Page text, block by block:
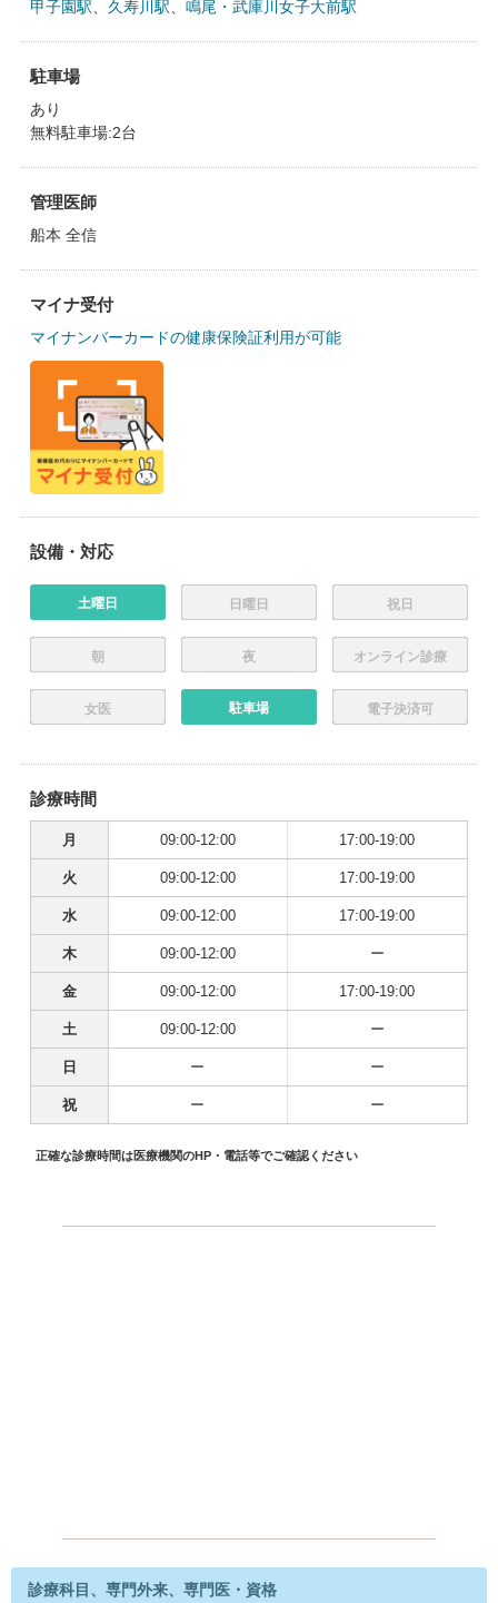
甲子園駅 久寿川駅 鳴尾・武庫川女子大前駅
駐車場
あり
無料駐車場:2台
管理医師
船本 全信
マイナ受付
マイナンバーカードの健康保険証利用が可能
設備・対応
土曜日 日曜日 祝日
朝 夜 オンライン診療
女医 駐車場 電子決済可
診療時間
月 09:00-12:00 17:00-19:00
火 09:00-12:00 17:00-19:00
水 09:00-12:00 17:00-19:00
木 09:00-12:00 ー
金 09:00-12:00 17:00-19:00
土 09:00-12:00 ー
日 ー ー
祝 ー ー
正確な診療時間は医療機関のHP・電話等でご確認ください
診療科目、専門外来、専門医・資格